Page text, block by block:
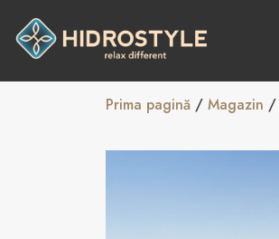
content
Prima pagină / Magazin /